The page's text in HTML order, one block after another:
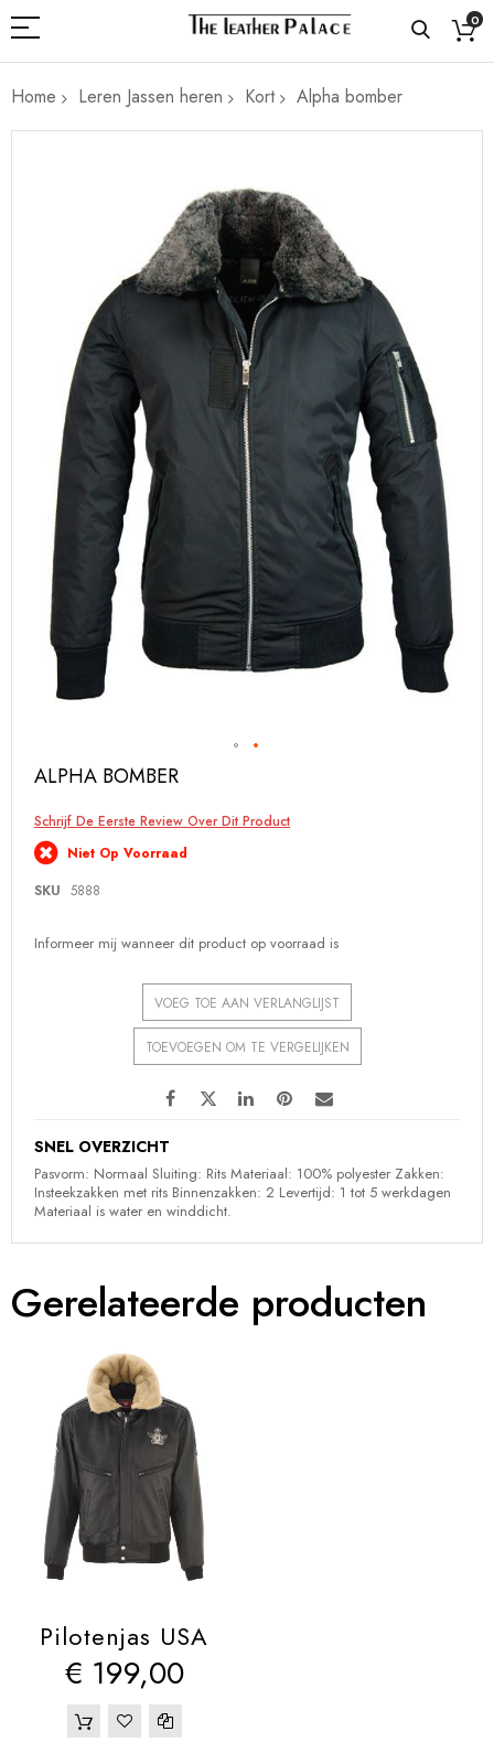
0
Home Leren Jassen heren Kort Alpha bomber
Ga
begin
van
de
afbeeldingen-
ALPHA BOMBER
Schrijf De Eerste Review Over Dit Product
Niet Op Voorraad
SKU 5888
Informeer mij wanneer dit product op voorraad is
VOEG TOE AAN VERLANGLIJST
TOEVOEGEN OM TE VERGELIJKEN
SNEL OVERZICHT
Pasvorm: Normaal Sluiting: Rits Materiaal: 100% polyester Zakken:
Insteekzakken met rits Binnenzakken: 2 Levertijd: 1 tot 5 werkdagen
Materiaal is water en winddicht.
Gerelateerde producten
Pilotenjas USA
€ 199,00